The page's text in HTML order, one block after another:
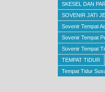
SKESEL DAN
SOVENIR JATI
Sovenir Tempat
Sovenir Tempat
Sovenir Tempat
TEMPAT TIDUR
Tempat Tidur